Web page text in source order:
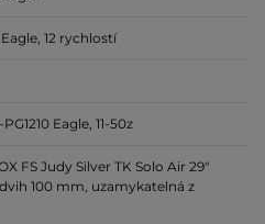
Eagle, 12 rychlostí
Eagle, 11-50z
FS Judy Silver TK Solo Air 29"
100 mm, uzamykatelná z